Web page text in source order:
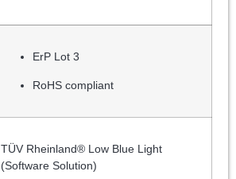
ErP Lot 3
RoHS compliant
TÜV Rheinland® Low Blue Light
(Software Solution)